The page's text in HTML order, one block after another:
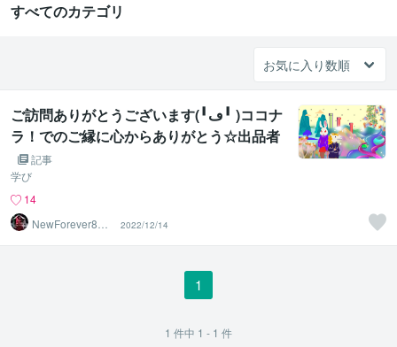
すべてのカテゴリ
ご訪問ありがとうございます(╹ڡ╹ )ココナ
ラ！でのご縁に心からありがとう☆出品者
としてではなく＊素晴らしい人生の先駆者
ココナラクリエイターの先輩たちへ
記事
学び
14
NewForever80K
2022/12/14
1
1 件中 1 - 1 件